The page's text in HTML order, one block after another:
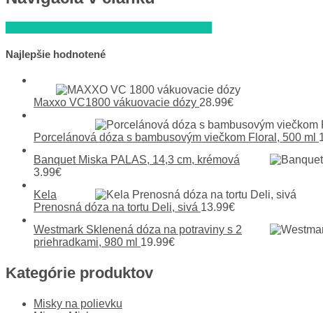
Najlepšie hodnotené
Maxxo VC1800 vákuovacie dózy 28.99€
Porcelánová dóza s bambusovým viečkom Floral, 500 ml
Banquet Miska PALAS, 14,3 cm, krémová
3.99€
Kela
Prenosná dóza na tortu Deli, sivá 13.99€
Westmark Sklenená dóza na potraviny s 2
priehradkami, 980 ml 19.99€
Kategórie produktov
Misky na polievku